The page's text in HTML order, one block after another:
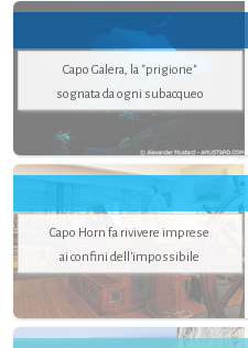
Capo Galera, la "prigione"
sognata da ogni subacqueo
Capo Horn fa rivivere imprese
ai confini dell’impossibile